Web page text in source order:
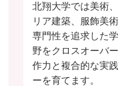
北翔大学では美術
リア建築、服飾美
専門性を追求した
野をクロスオーバ
作力と複合的な実
ーを育てます。